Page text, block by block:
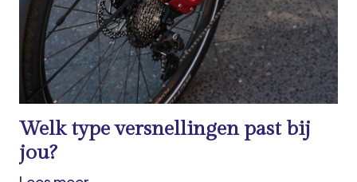
Welk type versnellingen past bij
jou?